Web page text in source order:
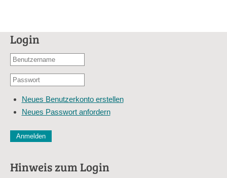
Login
Benutzername
E-
Adresse
Passwort
Neues Benutzerkonto erstellen
Neues Passwort anfordern
Diese Sicherheitsfrage überprüft, ob Sie ein menschlicher
Sag mir nicht, wie viele Sternlein stehen
Hinweis zum Login